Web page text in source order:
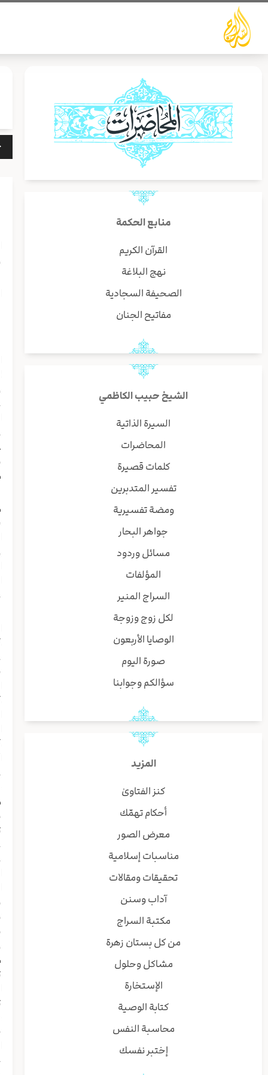
تخطي
المحتوى
منابع الحكمة
القرآن الكريم
نهج البلاغة
الصحيفة السجادية
مفاتيح الجنان
الشيخ حبيب الكاظمي
السيرة الذاتية
المحاضرات
كلمات قصيرة
تفسير المتدبرين
ومضة تفسيرية
جواهر البحار
مسائل وردود
المؤلفات
السراج المنير
لكل زوج وزوجة
الوصايا الأربعون
صورة اليوم
سؤالكم وجوابنا
المزيد
كنز الفتاوىٰ
أحكام تهمّك
معرض الصور
مناسبات إسلامية
تحقيقات ومقالات
آداب وسنن
مكتبة السراج
من كل بستان زهرة
مشاكل وحلول
الإستخارة
كتابة الوصية
محاسبة النفس
إختبر نفسك